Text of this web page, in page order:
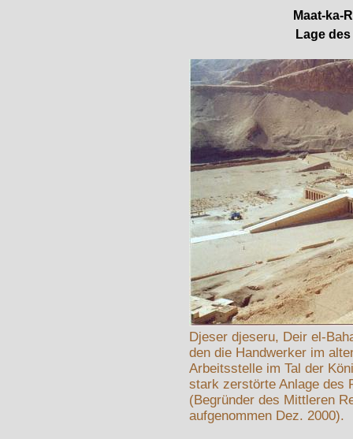
Maat-ka-
Lage
Djeser djeseru, Deir el-
den die Handwerker im
Arbeitsstelle im Tal der
stark zerstörte Anlage des
(Begründer des Mittleren
aufgenommen Dez. 2000).